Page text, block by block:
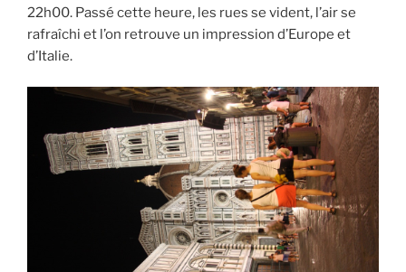
22h00. Passé cette heure, les rues se vident, l’air se
rafraîchi et l’on retrouve un impression d’Europe et
d’Italie.